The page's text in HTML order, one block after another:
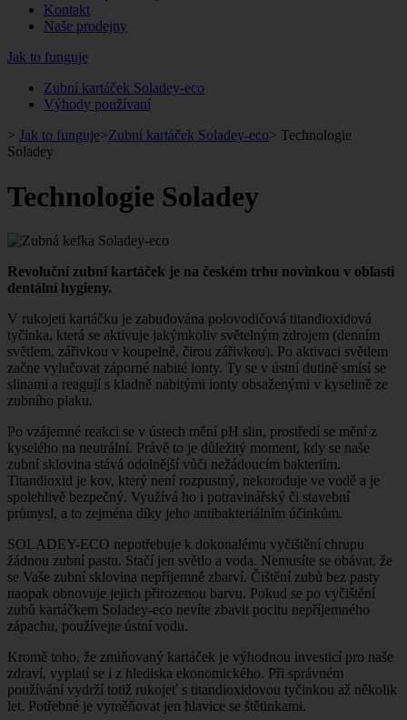
Kontakt
Naše prodejny
Jak to funguje
Zubní kartáček Soladey-eco
Výhody používaní
> Jak to funguje>Zubní kartáček Soladey-eco> Technologie
Soladey
Technologie Soladey
Revoluční zubní kartáček je na českém trhu novinkou v oblasti
dentální hygieny.
V rukojeti kartáčku je zabudována polovodičová titandioxidová
tyčinka, která se aktivuje jakýmkoliv světelným zdrojem (denním
světlem, zářivkou v koupelně, čirou zářivkou). Po aktivaci světlem
začne vylučovat záporné nabité ionty. Ty se v ústní dutině smísí se
slinami a reagují s kladně nabitými ionty obsaženými v kyselině ze
zubního plaku.
Po vzájemné reakci se v ústech mění pH slin, prostředí se mění z
kyselého na neutrální. Právě to je důležitý moment, kdy se naše
zubní sklovina stává odolnější vůči nežádoucím bakteriím.
Titandioxid je kov, který není rozpustný, nekoroduje ve vodě a je
spolehlivě bezpečný. Využívá ho i potravinářský či stavební
průmysl, a to zejména díky jeho antibakteriálním účinkům.
SOLADEY-ECO nepotřebuje k dokonalému vyčištění chrupu
žádnou zubní pastu. Stačí jen světlo a voda. Nemusíte se obávat, že
se Vaše zubní sklovina nepříjemně zbarví. Čištění zubů bez pasty
naopak obnovuje jejich přirozenou barvu. Pokud se po vyčištění
zubů kartáčkem Soladey-eco nevíte zbavit pocitu nepříjemného
zápachu, používejte ústní vodu.
Kromě toho, že zmiňovaný kartáček je výhodnou investicí pro naše
zdraví, vyplatí se i z hlediska ekonomického. Při správném
používání vydrží totiž rukojeť s titandioxidovou tyčinkou až několik
let. Potřebné je vyměňovat jen hlavice se štětinkami.